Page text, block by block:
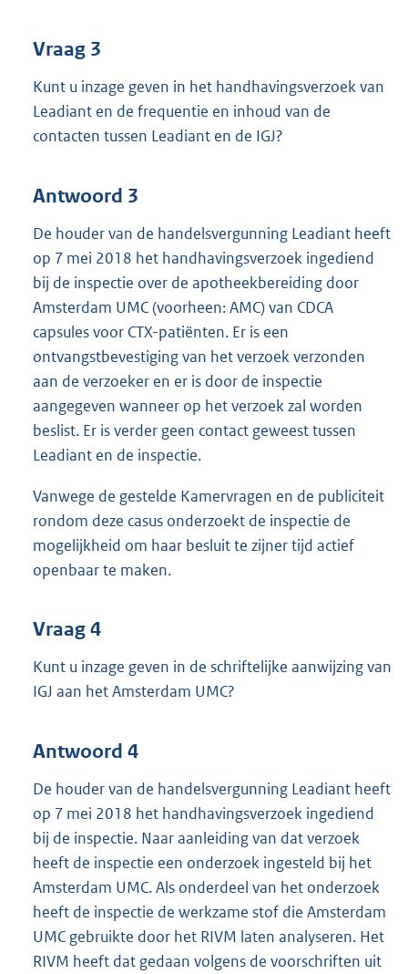
Vraag 3
Kunt u inzage geven in het handhavingsverzoek van
Leadiant en de frequentie en inhoud van de
contacten tussen Leadiant en de IGJ?
Antwoord 3
De houder van de handelsvergunning Leadiant heeft
op 7 mei 2018 het handhavingsverzoek ingediend
bij de inspectie over de apotheekbereiding door
Amsterdam UMC (voorheen: AMC) van CDCA
capsules voor CTX-patiënten. Er is een
ontvangstbevestiging van het verzoek verzonden
aan de verzoeker en er is door de inspectie
aangegeven wanneer op het verzoek zal worden
beslist. Er is verder geen contact geweest tussen
Leadiant en de inspectie.
Vanwege de gestelde Kamervragen en de publiciteit
rondom deze casus onderzoekt de inspectie de
mogelijkheid om haar besluit te zijner tijd actief
openbaar te maken.
Vraag 4
Kunt u inzage geven in de schriftelijke aanwijzing van
IGJ aan het Amsterdam UMC?
Antwoord 4
De houder van de handelsvergunning Leadiant heeft
op 7 mei 2018 het handhavingsverzoek ingediend
bij de inspectie. Naar aanleiding van dat verzoek
heeft de inspectie een onderzoek ingesteld bij het
Amsterdam UMC. Als onderdeel van het onderzoek
heeft de inspectie de werkzame stof die Amsterdam
UMC gebruikte door het RIVM laten analyseren. Het
RIVM heeft dat gedaan volgens de voorschriften uit